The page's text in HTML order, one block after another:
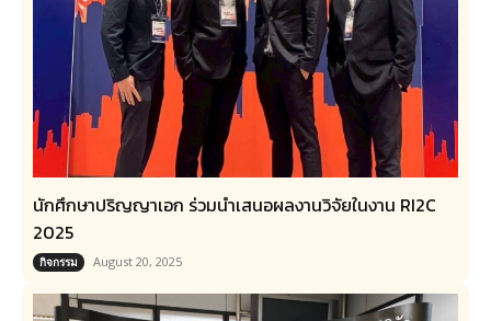
นักศึกษาปริญญาเอก ร่วมนำเสนอผลงานวิจัยในงาน RI2C
2025
กิจกรรม August 20, 2025